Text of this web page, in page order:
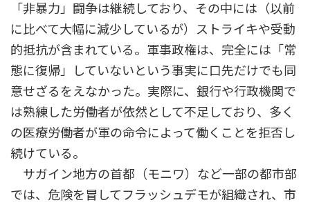
「非暴力」闘争は継続しており、その中には（以前
に比べて大幅に減少しているが）ストライキや受動
的抵抗が含まれている。軍事政権は、完全には「常
態に復帰」していないという事実に口先だけでも同
意せざるをえなかった。実際に、銀行や行政機関で
は熟練した労働者が依然として不足しており、多く
の医療労働者が軍の命令によって働くことを拒否し
続けている。
サガイン地方の首都（モニワ）など一部の都市部
では、危険を冒してフラッシュデモが組織され、市